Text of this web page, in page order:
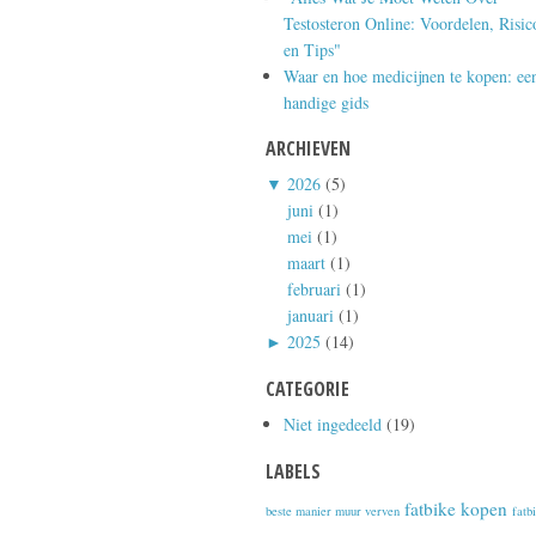
Testosteron Online: Voordelen,
en Tips"
Waar en hoe medicijnen te kopen:
handige gids
ARCHIEVEN
▼ 2026 (5)
juni (1)
mei (1)
maart (1)
februari (1)
januari (1)
► 2025 (14)
CATEGORIE
Niet ingedeeld (19)
LABELS
beste manier muur verven fatbike kopen